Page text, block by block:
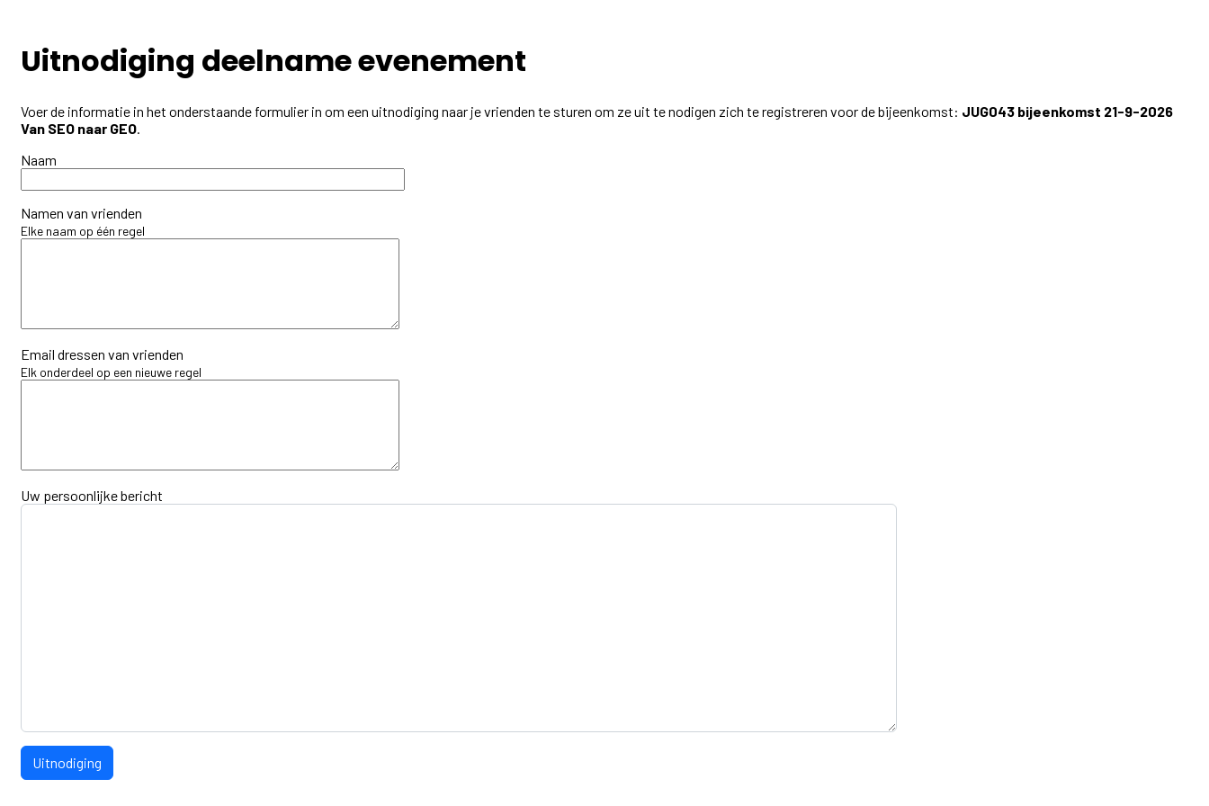
Uitnodiging deelname evenement
Voer de informatie in het onderstaande formulier in om een uitnodiging naar je vrienden te sturen om ze uit te nodigen zich te registreren voor de bijeenkomst: JUG043 bijeenkomst 21-9-2026
Van SEO naar GEO.
Naam
Namen van vrienden
Elke naam op één regel
Email dressen van vrienden
Elk onderdeel op een nieuwe regel
Uw persoonlijke bericht